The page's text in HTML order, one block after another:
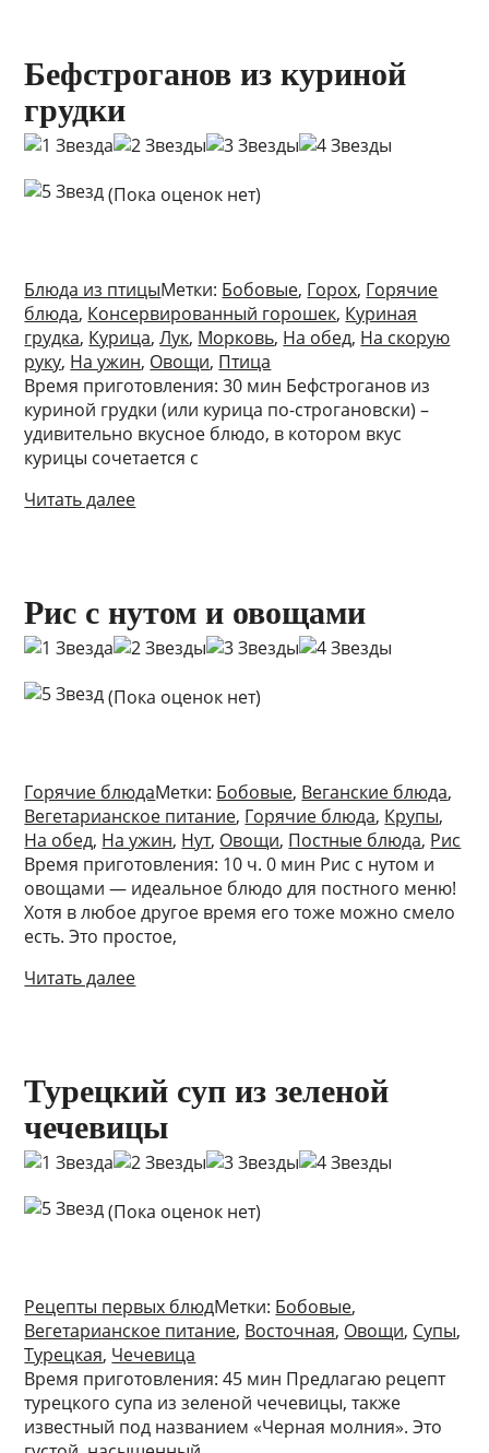
Бефстроганов из куриной
грудки
(Пока оценок нет)
Блюда из птицыМетки: Бобовые, Горох, Горячие
блюда, Консервированный горошек, Куриная
грудка, Курица,Лук, Морковь, На обед, На скорую
руку, На ужин, Овощи, Птица
Время приготовления: 30 мин Бефстроганов из
куриной грудки (или курица по-строгановски) –
удивительно вкусное блюдо, в котором вкус
курицы сочетается с
Читать далее
Рис с нутом и овощами
(Пока оценок нет)
Горячие блюдаМетки: Бобовые, Веганские блюда,
Вегетарианское питание, Горячие блюда, Крупы,
На обед, На ужин, Нут, Овощи, Постные блюда, Рис
Время приготовления: 10 ч. 0 мин Рис с нутом и
овощами — идеальное блюдо для постного меню!
Хотя в любое другое время его тоже можно смело
есть. Это простое,
Читать далее
Турецкий суп из зеленой
чечевицы
(Пока оценок нет)
Рецепты первых блюдМетки: Бобовые,
Вегетарианское питание, Восточная, Овощи, Супы,
Турецкая, Чечевица
Время приготовления: 45 мин Предлагаю рецепт
турецкого супа из зеленой чечевицы, также
известный под названием «Черная молния». Это